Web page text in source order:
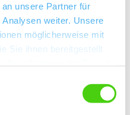
unsere Partner für
weiter. Unsere
möglicherweise mit
Sie ihnen bereitgestellt